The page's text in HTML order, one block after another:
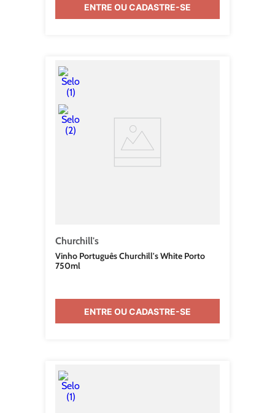
ENTRE OU CADASTRE-SE
Churchill's
Vinho Português Churchill's White Porto
750ml
ENTRE OU CADASTRE-SE